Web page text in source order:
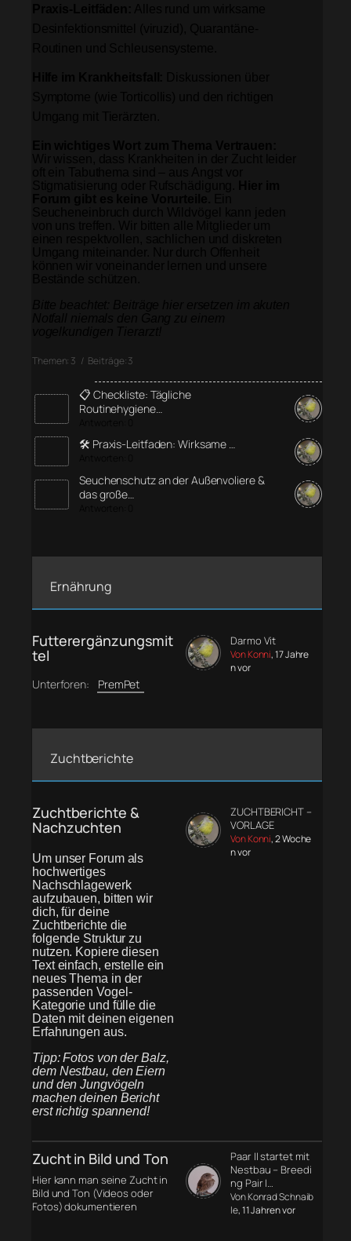
Themen: 3 / Beiträge: 3
📋 Checkliste: Tägliche
Routinehygiene…
🛠️ Praxis-Leitfaden: Wirksame …
Seuchenschutz an der Außenvoliere &
das große…
Ernährung
Futterergänzungsmit
tel
Unterforen: PremPet
Darmo Vit
Von Konni, 17 Jahre
n vor
Zuchtberichte
Zuchtberichte &
Nachzuchten
Um unser Forum als
hochwertiges
Nachschlagewerk
aufzubauen, bitten wir
dich, für deine
Zuchtberichte die
folgende Struktur zu
nutzen. Kopiere diesen
Text einfach, erstelle ein
neues Thema in der
passenden Vogel-
Kategorie und fülle die
Daten mit deinen eigenen
Erfahrungen aus.
Tipp: Fotos von der Balz,
dem Nestbau, den Eiern
und den Jungvögeln
machen deinen Bericht
erst richtig spannend!
ZUCHTBERICHT –
VORLAGE
Von Konni, 2 Woche
n vor
Zucht in Bild und Ton
Hier kann man seine Zucht in
Bild und Ton (Videos oder
Fotos) dokumentieren
Paar II startet mit
Nestbau – Breedi
ng Pair I…
Von Konrad Schnaib
le, 11 Jahren vor